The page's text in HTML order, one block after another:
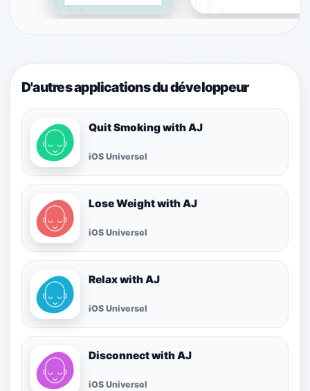
D'autres applications du développeur
Quit Smoking with AJ
iOS Universel
Lose Weight with AJ
iOS Universel
Relax with AJ
iOS Universel
Disconnect with AJ
iOS Universel